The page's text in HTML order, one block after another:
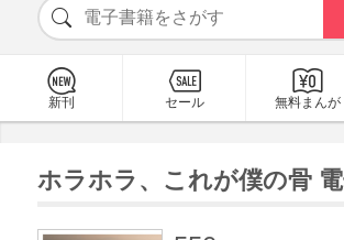
新刊 セール 無料まんが
ホラホラ、これが僕の骨